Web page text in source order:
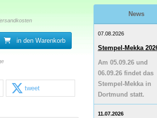
in den Warenkorb
tweet
News
07.08.2026
Stempel-Mekka
Am 05.09.26 und
06.09.26 findet das
Stempel-Mekka in
Dortmund statt.
11.07.2026